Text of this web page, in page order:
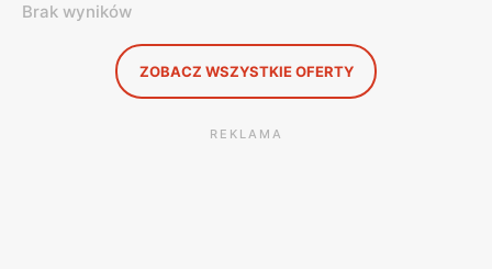
Brak wyników
ZOBACZ WSZYSTKIE OFERTY
REKLAMA